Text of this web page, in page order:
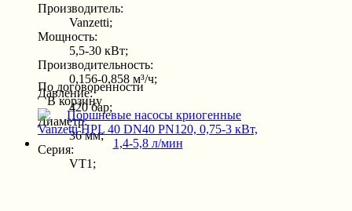
Производитель:
Vanzetti;
Мощность:
5,5-30 кВт;
Производительность:
0,156-0,858 м³/ч;
Давление:
420 бар;
Диаметр:
36 мм;
Серия:
VT1;
По договоренности
В корзину